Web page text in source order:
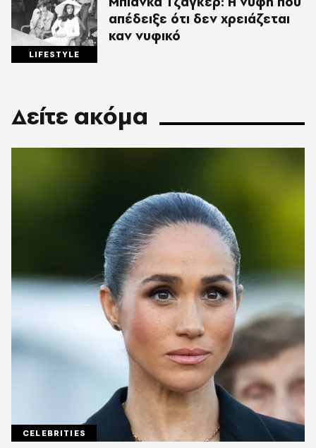
LIFESTYLE
απέδειξε ότι δεν χρειάζεται
καν νυφικό
Δείτε ακόμα
CELEBRITIES